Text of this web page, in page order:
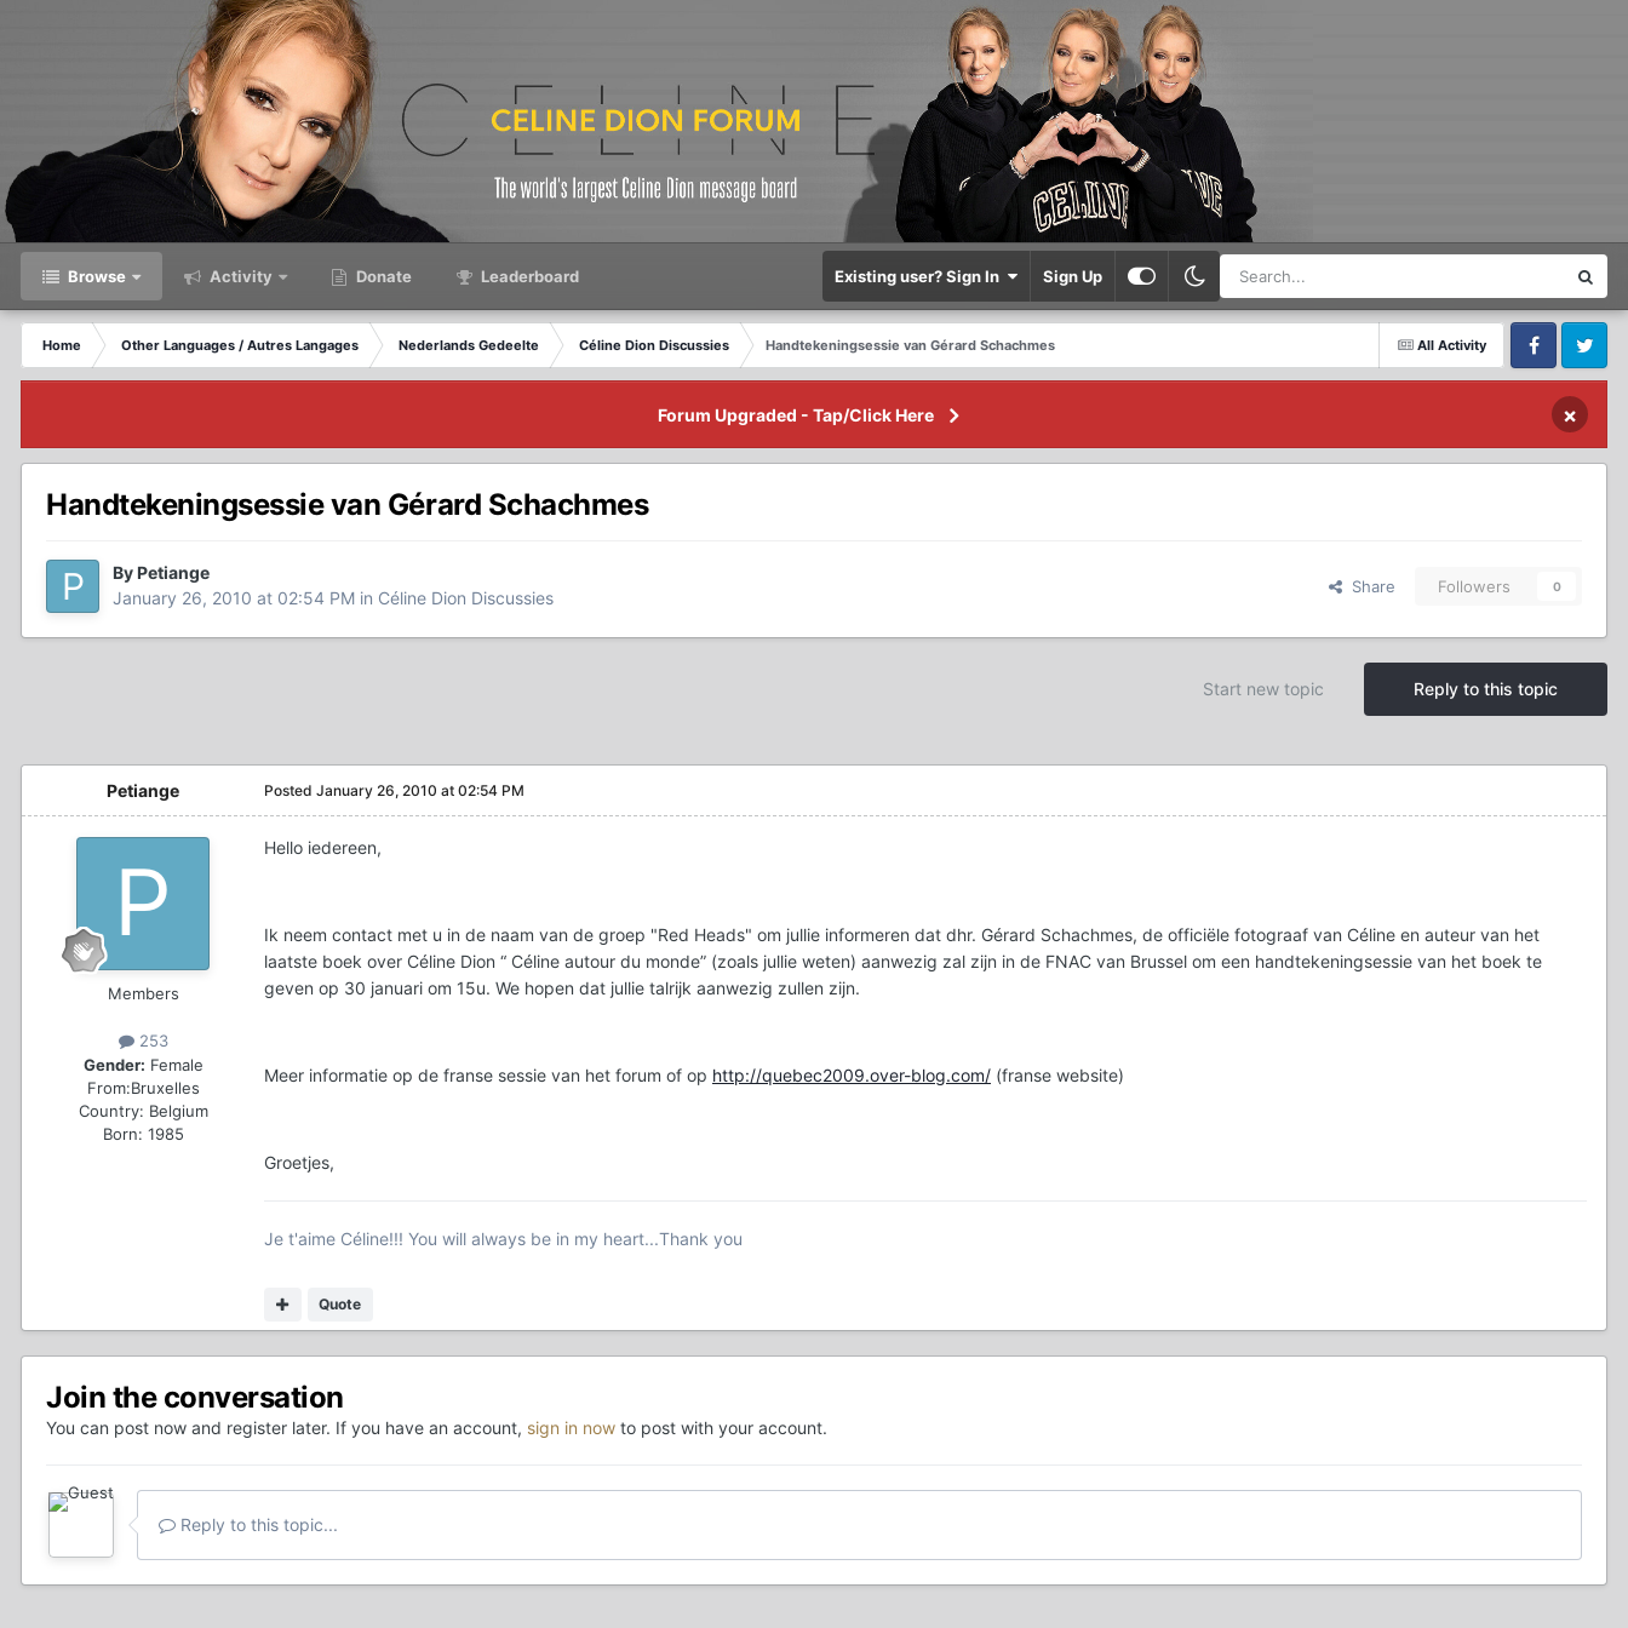
Browse Activity Donate Leaderboard Existing user? Sign In Sign Up
All Activity
Home Other Languages / Autres Langages Nederlands Gedeelte Céline Dion Discussies
Handtekeningsessie van Gérard Schachmes
FacebookTwitter
Forum Upgraded - Tap/Click Here ×
Handtekeningsessie van Gérard Schachmes
By Petiange
January 26, 2010 at 02:54 PM in Céline Dion Discussies
Share Followers 0
Reply to this topic
Start new topic
Petiange
Members
253
Gender: Female
From:Bruxelles
Country: Belgium
Born: 1985
Posted January 26, 2010 at 02:54 PM
Hello iedereen,
Ik neem contact met u in de naam van de groep "Red Heads" om jullie informeren dat dhr. Gérard Schachmes, de officiële fotograaf van Céline en auteur van het
laatste boek over Céline Dion “ Céline autour du monde” (zoals jullie weten) aanwezig zal zijn in de FNAC van Brussel om een handtekeningsessie van het boek te
geven op 30 januari om 15u. We hopen dat jullie talrijk aanwezig zullen zijn.
Meer informatie op de franse sessie van het forum of op http://quebec2009.over-blog.com/ (franse website)
Groetjes,
Quote
Je t'aime Céline!!! You will always be in my heart...Thank you
Join the conversation
You can post now and register later. If you have an account, sign in now to post with your account.
Reply to this topic...